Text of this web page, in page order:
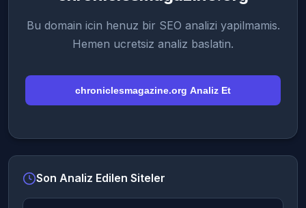
Bu domain icin henuz bir SEO analizi yapilmamis.
Hemen ucretsiz analiz baslatin.
chroniclesmagazine.org Analiz Et
Son Analiz Edilen Siteler